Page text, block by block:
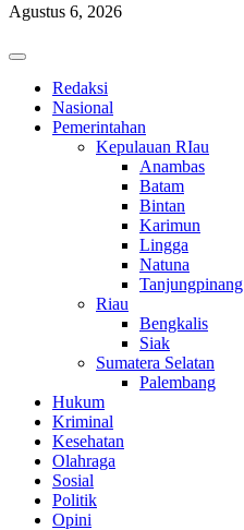
Skip
content
Agustus 6, 2026
Primary
Redaksi
Nasional
Pemerintahan
Kepulauan RIau
Anambas
Batam
Bintan
Karimun
Lingga
Natuna
Tanjungpinang
Riau
Bengkalis
Siak
Sumatera Selatan
Palembang
Hukum
Kriminal
Kesehatan
Olahraga
Sosial
Politik
Opini